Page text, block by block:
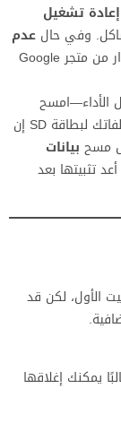
إعادة تشغيل
وفي حال عدم
، تأكد من تحديث التطبيق لأحدث إصدار من متجر Google
غير الضروري من إعدادات التخزين أو انقل ملفاتك لبطاقة SD إن
مسح بيانات
تثبيتها بعد
الأول، لكن قد
يمكنك إغلاقها